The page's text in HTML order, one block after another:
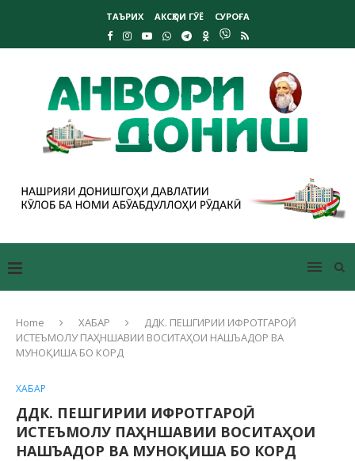
ТАЪРИХ АКСҲОИ ГӮЁ СУРОҒА
Home ХАБАР
ДДК. ПЕШГИРИИ ИФРОТГАРОӢ,
ИСТЕЪМОЛУ ПАҲНШАВИИ ВОСИТАҲОИ НАШЪАДОР ВА
МУНОҚИША БО КОРД
ХАБАР
ДДК. ПЕШГИРИИ ИФРОТГАРОӢ,
ИСТЕЪМОЛУ ПАҲНШАВИИ ВОСИТАҲОИ
НАШЪАДОР ВА МУНОҚИША БО КОРД